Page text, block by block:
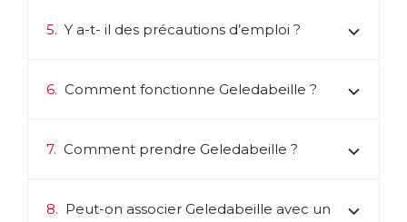
5. Y a-t- il des précautions d’emploi ?
6. Comment fonctionne Geledabeille ?
7. Comment prendre Geledabeille ?
8. Peut-on associer Geledabeille avec un